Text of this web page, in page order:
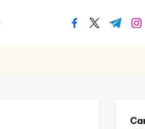
facebook.com
twitter.com
t.me